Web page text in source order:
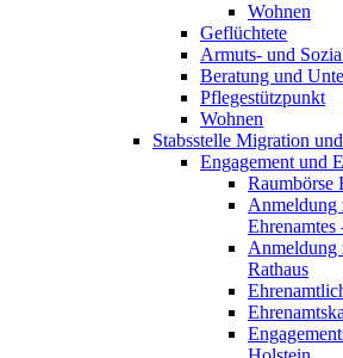
Wohnen
Geflüchtete
Armuts- und
Beratung und
Pflegestützpunkt
Wohnen
Stabsstelle Migration
Engagement und
Raumbörse
Anmeldung
Ehrenamtes
Anmeldung
Rathaus